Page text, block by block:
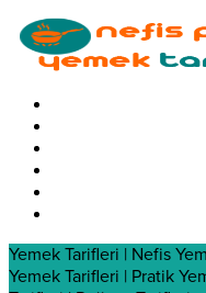
Yemek Tarifleri | Nefis
Yemek Tarifleri | Pratik